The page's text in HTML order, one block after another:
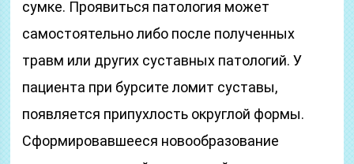
сумке. Проявиться патология может
самостоятельно либо после полученных
травм или других суставных патологий. У
пациента при бурсите ломит суставы,
появляется припухлость округлой формы.
Сформировавшееся новообразование